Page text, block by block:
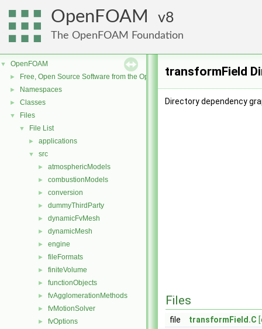
OpenFOAM 8
The OpenFOAM Foundation
▼ OpenFOAM
► Free, Open Source Software from the OpenFOAM Foundation
► Namespaces
► Classes
▼ Files
▼ File List
► applications
▼ src
► atmosphericModels
► combustionModels
► conversion
► dummyThirdParty
► dynamicFvMesh
► dynamicMesh
► engine
► fileFormats
► finiteVolume
► functionObjects
► fvAgglomerationMethods
► fvMotionSolver
► fvOptions
transformField
Directory dependency
Files
file transformField.C